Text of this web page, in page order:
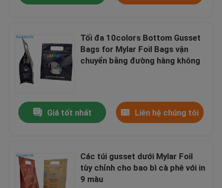
Tối đa 10colors Bottom Gusset
Bags for Mylar Foil Bags vận
chuyển bằng đường hàng không
Giá tốt nhất Liên hệ chúng tôi
Các túi gusset dưới Mylar Foil
tùy chỉnh cho bao bì cà phê với in
9 màu